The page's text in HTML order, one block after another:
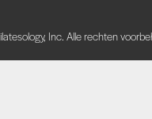
Inc. Alle rechten